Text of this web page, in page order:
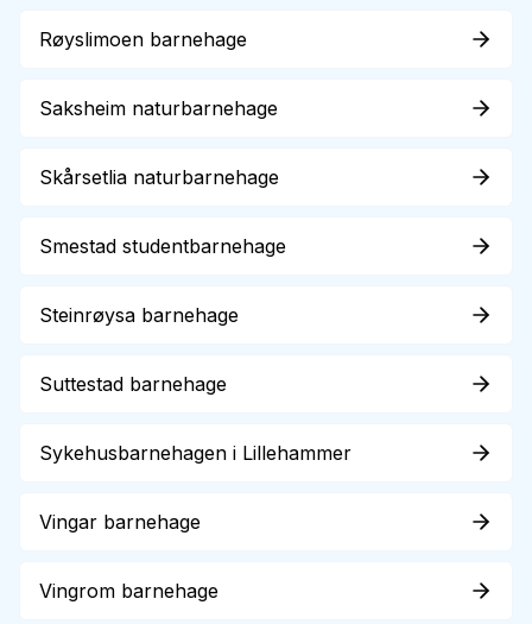
Røyslimoen barnehage
Saksheim naturbarnehage
Skårsetlia naturbarnehage
Smestad studentbarnehage
Steinrøysa barnehage
Suttestad barnehage
Sykehusbarnehagen i Lillehammer
Vingar barnehage
Vingrom barnehage